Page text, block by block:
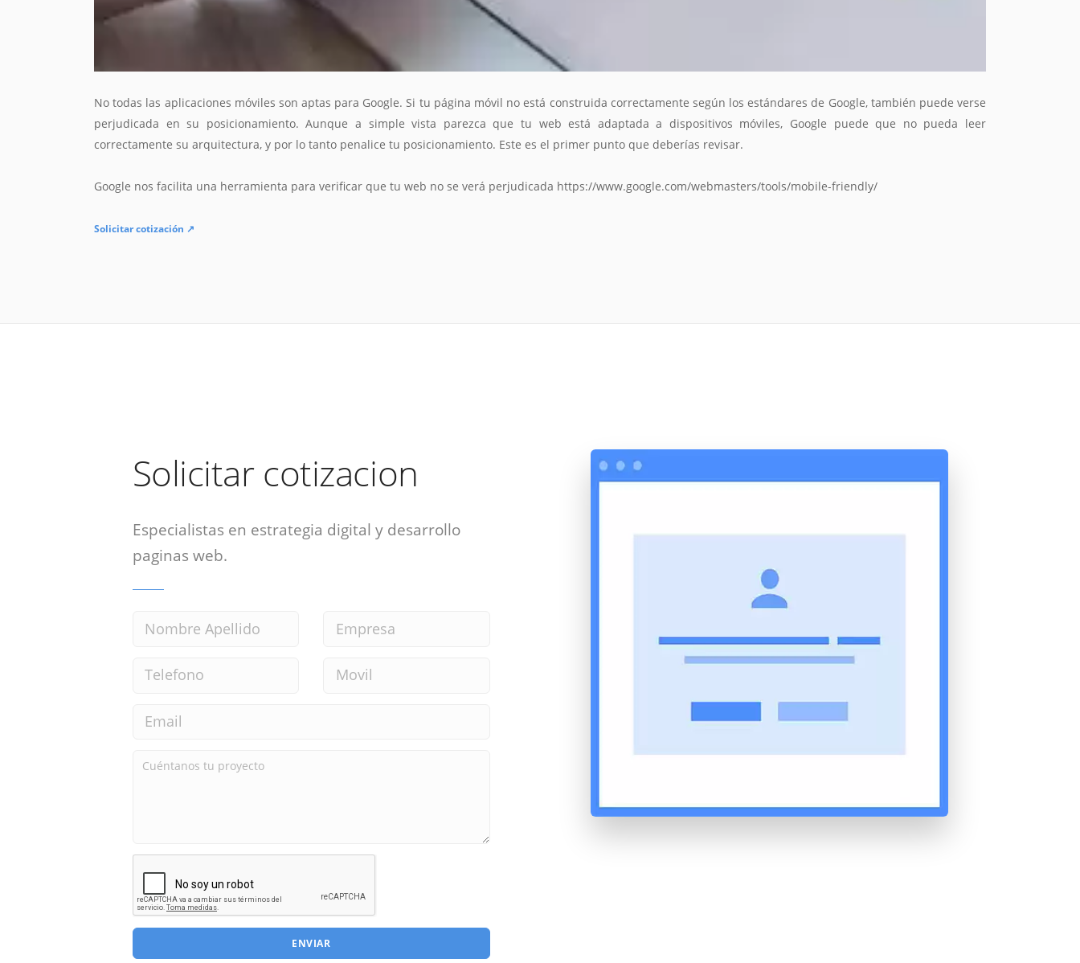
No todas las aplicaciones móviles son aptas para Google. Si tu página móvil no está construida correctamente según los estándares de Google, también puede verse
perjudicada en su posicionamiento. Aunque a simple vista parezca que tu web está adaptada a dispositivos móviles, Google puede que no pueda leer
correctamente su arquitectura, y por lo tanto penalice tu posicionamiento. Este es el primer punto que deberías revisar.
Google nos facilita una herramienta para verificar que tu web no se verá perjudicada https://www.google.com/webmasters/tools/mobile-friendly/
Solicitar cotización ↗
Solicitar cotizacion
Especialistas en estrategia digital y desarrollo
paginas web.
ENVIAR